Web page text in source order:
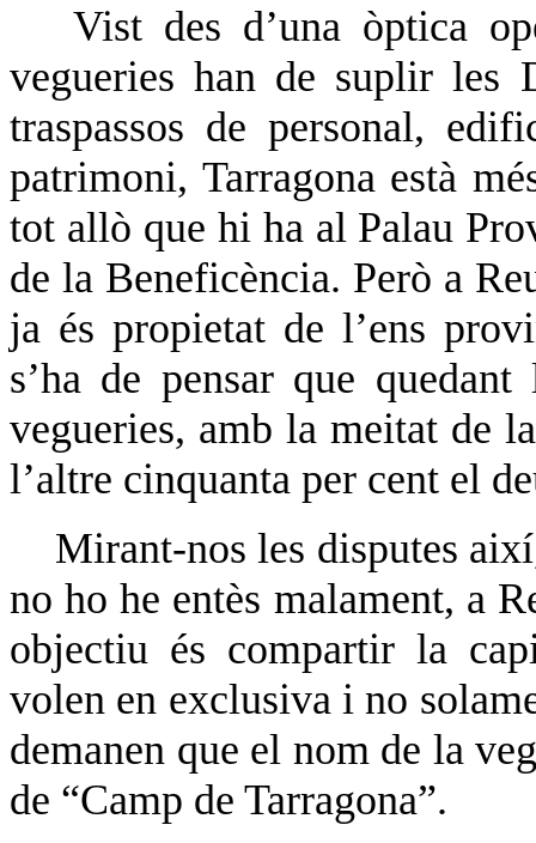
Vist des d’una òptica
vegueries han de suplir les
traspassos de personal,
patrimoni, Tarragona està
tot allò que hi ha al Palau
de la Beneficència. Però a
ja és propietat de l’ens
s’ha de pensar que
vegueries, amb la meitat de
l’altre cinquanta per cent el
Mirant-nos les disputes
no ho he entès malament, a
objectiu és compartir la
volen en exclusiva i no
demanen que el nom de la
de “Camp de Tarragona”.